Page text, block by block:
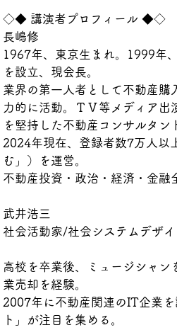
◇◆ 講演者プロフィール ◆◇
長嶋修
1967年、東京生まれ。1999年
を設立、現会長。
業界の第一人者として不動産購
力的に活動。ＴＶ等メディア
を堅持した不動産コンサルタン
2024年現在、登録者数7万人以
む」）を運営。
不動産投資・政治・経済・金融
武井浩三
社会活動家/社会システムデザイ
高校を卒業後、ミュージシャ
業売却を経験。
2007年に不動産関連のIT企業
ト」が注目を集める。